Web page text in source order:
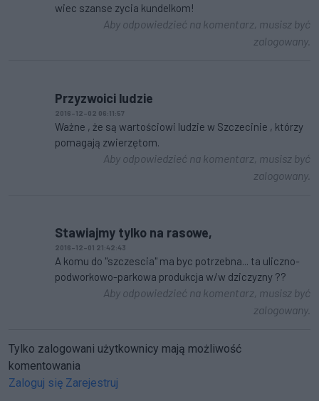
wiec szanse zycia kundelkom!
Aby odpowiedzieć na komentarz, musisz być
zalogowany.
Przyzwoici ludzie
2016-12-02 06:11:57
Ważne , że są wartościowi ludzie w Szczecinie , którzy
pomagają zwierzętom.
Aby odpowiedzieć na komentarz, musisz być
zalogowany.
Stawiajmy tylko na rasowe,
2016-12-01 21:42:43
A komu do "szczescia" ma byc potrzebna... ta uliczno-
podworkowo-parkowa produkcja w/w dziczyzny ??
Aby odpowiedzieć na komentarz, musisz być
zalogowany.
Tylko zalogowani użytkownicy mają możliwość
komentowania
Zaloguj się Zarejestruj